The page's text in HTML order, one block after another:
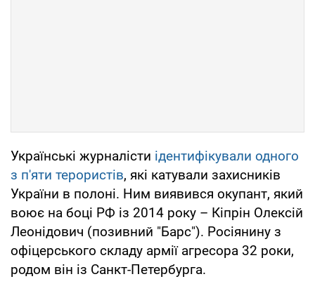
Українські журналісти ідентифікували одного
з п'яти терористів, які катували захисників
України в полоні. Ним виявився окупант, який
воює на боці РФ із 2014 року – Кіпрін Олексій
Леонідович (позивний "Барс"). Росіянину з
офіцерського складу армії агресора 32 роки,
родом він із Санкт-Петербурга.